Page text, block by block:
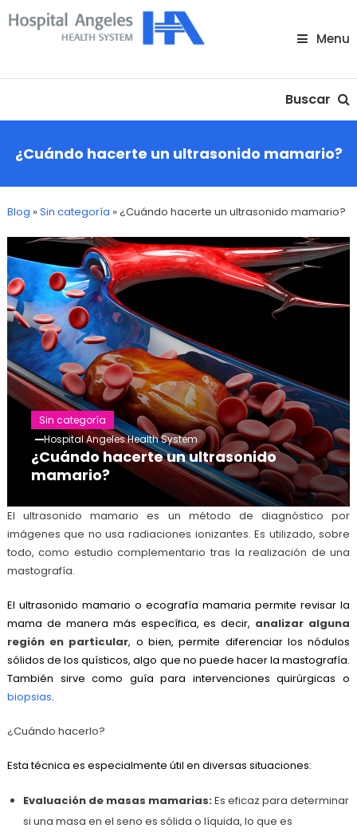
Skip
To
Menu
Buscar
¿Cuándo hacerte un ultrasonido mamario?
Blog »Sin categoría »¿Cuándo hacerte un ultrasonido mamario?
Sin categoría
Hospital Angeles Health System
¿Cuándo hacerte un ultrasonido
mamario?
El ultrasonido mamario es un método de diagnóstico por
imágenes que no usa radiaciones ionizantes. Es utilizado, sobre
todo, como estudio complementario tras la realización de una
mastografía.
El ultrasonido mamario o ecografía mamaria permite revisar la
mama de manera más específica, es decir, analizar alguna
región en particular, o bien, permite diferenciar los nódulos
sólidos de los quísticos, algo que no puede hacer la mastografía.
También sirve como guía para intervenciones quirúrgicas o
biopsias.
¿Cuándo hacerlo?
Esta técnica es especialmente útil en diversas situaciones:
Evaluación de masas mamarias:Es eficaz para determinar
si una masa en el seno es sólida o líquida, lo que es